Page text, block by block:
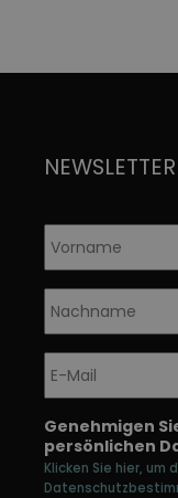
NEWSLETTER
Vorname *
Nachname *
E-
Mail *
Genehmigen
persönlichen
Klicken Sie hier, um